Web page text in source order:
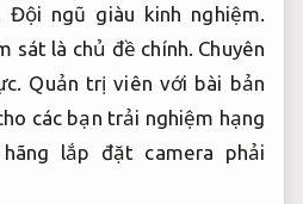
Đội ngũ giàu kinh nghiệm.
sát là chủ đề chính. Chuyên
Quản trị viên với bài bản
các bạn trải nghiệm hạng
lắp đặt camera phải